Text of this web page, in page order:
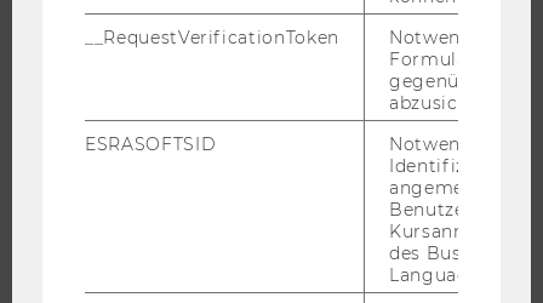
STUDIUM
__RequestVerificationToken
Notwendig, um
gegenüber
abzusichern.
ESRASOFTSID
Notwendig zur
Identifizierung
angemeldeten
Benutzers im
des Business
Language